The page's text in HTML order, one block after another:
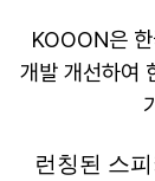
KOOON은
개발 개선하여
런칭된 스